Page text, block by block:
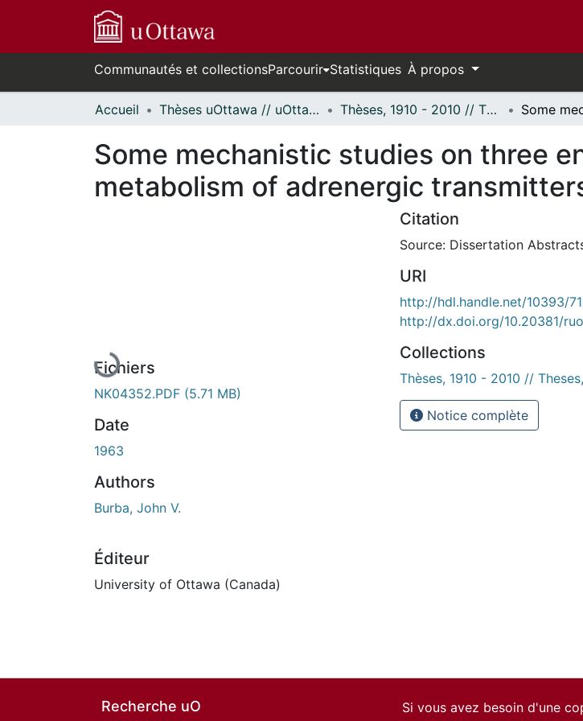
Communautés et collectionsParcourir Statistiques À propos
Accueil Thèses uOttawa // uOttawa Theses Thèses, 1910 - 2010 // Theses, 1910 - 2010
Some mechanistic studies on three
metabolism of adrenergic
En cours de chargement...
Fichiers
NK04352.PDF (5.71 MB)
Date
1963
Authors
Burba, John V.
Éditeur
University of Ottawa (Canada)
Citation
Source: Dissertation
URI
http://hdl.handle.net/10393/
http://dx.doi.org/10.20381/
Collections
Thèses, 1910 - 2010 //
Notice complète
Recherche uO
Si vous avez besoin d'une